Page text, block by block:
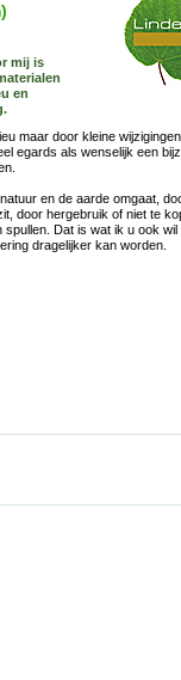
mij is
en
maar door kleine
egards als wenselijk een
en de aarde omgaat,
door hergebruik of niet te
Dat is wat ik u ook wil
dragelijker kan worden.